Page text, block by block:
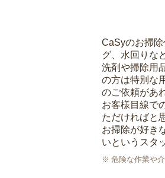
CaSyのお掃
グ、水回りな
洗剤や掃除用
の方は特別な
のご依頼があ
お客様目線で
ただければと
お掃除が好き
いというスタ
危険な作業や